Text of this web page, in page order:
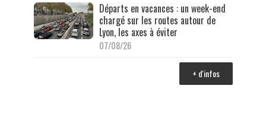
Départs en vacances : un week-end
chargé sur les routes autour de
Lyon, les axes à éviter
07/08/26
+ d'infos